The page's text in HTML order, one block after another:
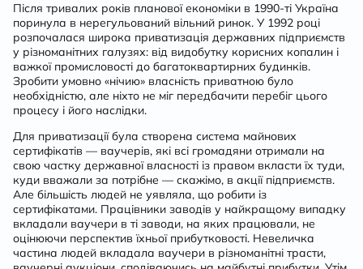
Після тривалих років планової економіки в 1990-ті Україна
поринула в нерегульований вільний ринок. У 1992 році
розпочалася широка приватизація державних підприємств
у різноманітних галузях: від видобутку корисних копалин і
важкої промисловості до багатоквартирних будинків.
Зробити умовно «нічию» власність приватною було
необхідністю, але ніхто не міг передбачити перебіг цього
процесу і його наслідки.
Для приватизації була створена система майнових
сертифікатів — ваучерів, які всі громадяни отримали на
свою частку державної власності із правом вкласти їх туди,
куди вважали за потрібне — скажімо, в акції підприємств.
Але більшість людей не уявляла, що робити із
сертифікатами. Працівники заводів у найкращому випадку
вкладали ваучери в ті заводи, на яких працювали, не
оцінюючи перспектив їхньої прибутковості. Невеличка
частина людей вкладала ваучери в різноманітні трасти,